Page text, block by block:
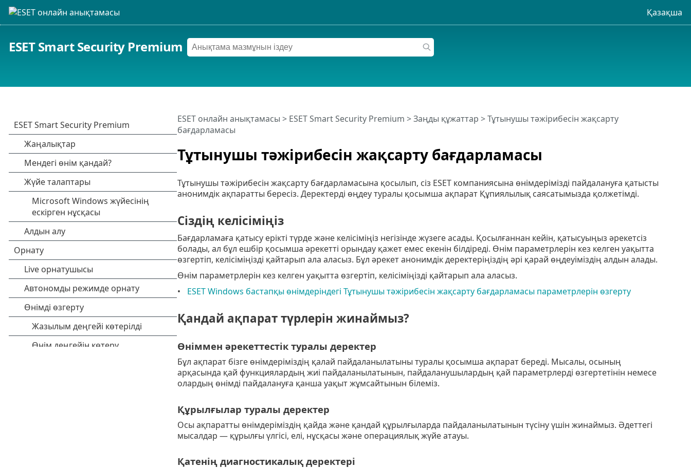
Қазақша
ESET Smart Security Premium
Тұтынушы тәжірибесін жақсарту бағдарламасы
ESET онлайн анықтамасы > ESET Smart Security Premium >Заңды құжаттар > Тұтынушы тәжірибесін жақсарту
бағдарламасы
Тұтынушы тәжірибесін жақсарту бағдарламасына қосылып, сіз ESET компаниясына өнімдерімізді пайдалануға қатысты
анонимдік ақпаратты бересіз. Деректерді өңдеу туралы қосымша ақпарат Құпиялылық саясатымызда қолжетімді.
Сіздің келісіміңіз
Бағдарламаға қатысу ерікті түрде және келісіміңіз негізінде жүзеге асады. Қосылғаннан кейін, қатысуыңыз әрекетсіз
болады, ал бұл ешбір қосымша әрекетті орындау қажет емес екенін білдіреді. Өнім параметрлерін кез келген уақытта
өзгертіп, келісіміңізді қайтарып ала аласыз. Бұл әрекет анонимдік деректеріңіздің әрі қарай өңдеуіміздің алдын алады.
Өнім параметрлерін кез келген уақытта өзгертіп, келісіміңізді қайтарып ала аласыз.
ESET Windows бастапқы өнімдеріндегі Тұтынушы тәжірибесін жақсарту бағдарламасы параметрлерін өзгерту
Қандай ақпарат түрлерін жинаймыз?
Өніммен әрекеттестік туралы деректер
Бұл ақпарат бізге өнімдеріміздің қалай пайдаланылатыны туралы қосымша ақпарат береді. Мысалы, осының
арқасында қай функциялардың жиі пайдаланылатынын, пайдаланушылардың қай параметрлерді өзгертетінін немесе
олардың өнімді пайдалануға қанша уақыт жұмсайтынын білеміз.
Құрылғылар туралы деректер
Осы ақпаратты өнімдеріміздің қайда және қандай құрылғыларда пайдаланылатынын түсіну үшін жинаймыз. Әдеттегі
мысалдар — құрылғы үлгісі, елі, нұсқасы және операциялық жүйе атауы.
Қатенің диагностикалық деректері